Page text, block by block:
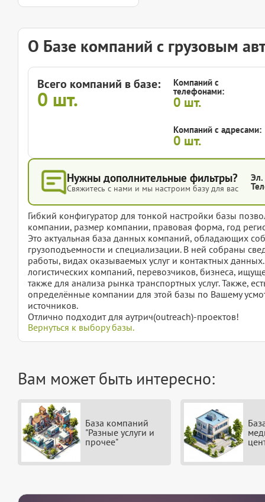
О Базе компаний с грузовым
Всего компаний в базе:
0 шт.
Компаний с
телефонами:
0 шт.
Компаний с адресами:
0 шт.
Нужны дополнительные фильтры?
Свяжитесь с нами и мы настроим базу для вас
Эл.
Гибкий конфигуратор для тонкой настройки базы
компании, размер компании, правовая форма, год
Это актуальная база данных компаний, обладающих
грузоподъемности и специализации. В ней собраны
работы, видах оказываемых услуг и контактных
логистических компаний, перевозчиков, бизнеса,
также для анализа рынка транспортных услуг. Также,
определённые компании для этой базы по Вашему
источников.
Отлично подходит для аутрич(outreach)-проектов!
Вернуться к выбору базы.
Вам может быть интересно:
База компаний
"Разные услуги и
прочее"